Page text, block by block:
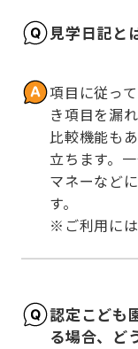
見学日記と
項目に従っ
き項目を漏
比較機能も
立ちます。
マネーなど
す。
※ご利用に
認定こども
る場合、ど